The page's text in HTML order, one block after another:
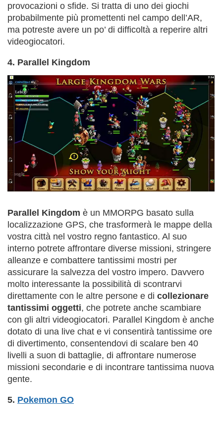
provocazioni o sfide. Si tratta di uno dei giochi
probabilmente più promettenti nel campo dell’AR,
ma potreste avere un po’ di difficoltà a reperire altri
videogiocatori.
4. Parallel Kingdom
Parallel Kingdom è un MMORPG basato sulla
localizzazione GPS, che trasformerà le mappe della
vostra città nel vostro regno fantastico. Al suo
interno potrete affrontare diverse missioni, stringere
alleanze e combattere tantissimi mostri per
assicurare la salvezza del vostro impero. Davvero
molto interessante la possibilità di scontrarvi
direttamente con le altre persone e di collezionare
tantissimi oggetti, che potrete anche scambiare
con gli altri videogiocatori. Parallel Kingdom è anche
dotato di una live chat e vi consentirà tantissime ore
di divertimento, consentendovi di scalare ben 40
livelli a suon di battaglie, di affrontare numerose
missioni secondarie e di incontrare tantissima nuova
gente.
5. Pokemon GO